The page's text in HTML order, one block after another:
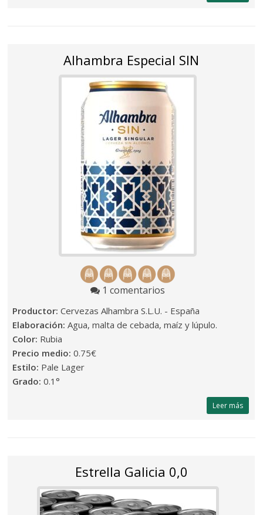
Alhambra Especial SIN
1 comentarios
Productor: Cervezas Alhambra S.L.U. - España
Elaboración: Agua, malta de cebada, maíz y lúpulo.
Color: Rubia
Precio medio: 0.75€
Estilo: Pale Lager
Grado: 0.1°
Leer más
Estrella Galicia 0,0